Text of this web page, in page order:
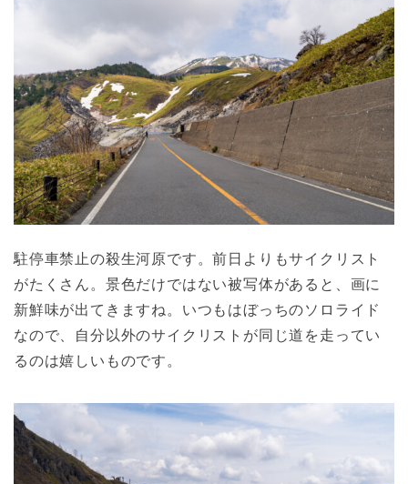
駐停車禁止の殺生河原です。前日よりもサイクリスト
がたくさん。景色だけではない被写体があると、画に
新鮮味が出てきますね。いつもはぼっちのソロライド
なので、自分以外のサイクリストが同じ道を走ってい
るのは嬉しいものです。